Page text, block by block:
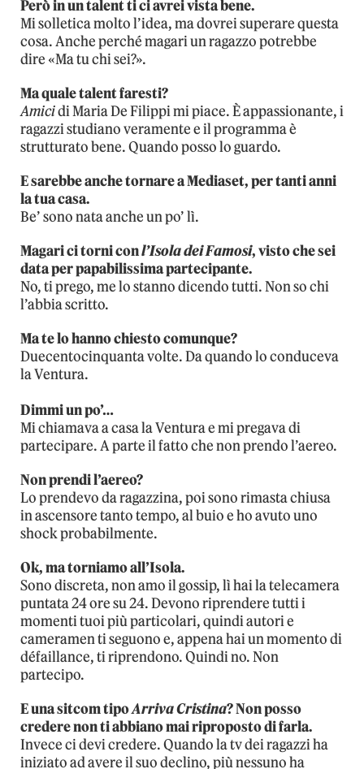
Però in un talent ti ci avrei vista bene.
Mi solletica molto l’idea, ma dovrei superare questa
cosa. Anche perché magari un ragazzo potrebbe
dire «Ma tu chi sei?».
Ma quale talent faresti?
Amicidi Maria De Filippi mi piace. È appassionante, i
ragazzi studiano veramente e il programma è
strutturato bene. Quando posso lo guardo.
E sarebbe anche tornare a Mediaset, per tanti anni
la tua casa.
Be’ sono nata anche un po’ lì.
Magari ci torni conl’Isola dei Famosi, visto che sei
data per papabilissima partecipante.
No, ti prego, me lo stanno dicendo tutti. Non so chi
l’abbia scritto.
Ma te lo hanno chiesto comunque?
Duecentocinquanta volte. Da quando lo conduceva
la Ventura.
Dimmi un po’…
Mi chiamava a casa la Ventura e mi pregava di
partecipare. A parte il fatto che non prendo l’aereo.
Non prendi l’aereo?
Lo prendevo da ragazzina, poi sono rimasta chiusa
in ascensore tanto tempo, al buio e ho avuto uno
shock probabilmente.
Ok, ma torniamo all’Isola.
Sono discreta, non amo il gossip, lì hai la telecamera
puntata 24 ore su 24. Devono riprendere tutti i
momenti tuoi più particolari, quindi autori e
cameramen ti seguono e, appena hai un momento di
défaillance, ti riprendono. Quindi no. Non
partecipo.
E una sitcom tipoArriva Cristina? Non posso
credere non ti abbiano mai riproposto di farla.
Invece ci devi credere. Quando la tv dei ragazzi ha
iniziato ad avere il suo declino, più nessuno ha